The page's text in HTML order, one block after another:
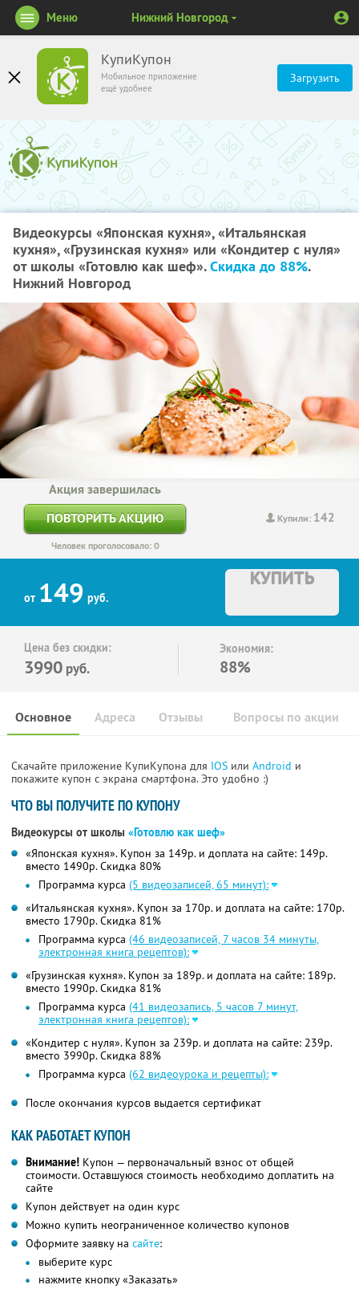
КупиКупон
Мобильное приложение
ещё удобнее
Загрузить
Меню Нижний Новгород
Видеокурсы «Японская кухня», «Итальянская
кухня», «Грузинская кухня» или «Кондитер с нуля»
от школы «Готовлю как шеф».Скидка до 88%.
Нижний Новгород
Купили: 142
Акция завершилась
ПОВТОРИТЬ АКЦИЮ
Человек проголосовало: 0
от 149 руб.
КУПИТЬ
Цена без скидки:
3990 руб.
Экономия:
88%
Основное Отзывы Вопросы по акции
Адреса
Скачайте приложение КупиКупона для IOS или Android и
покажите купон с экрана смартфона. Это удобно :)
ЧТО ВЫ ПОЛУЧИТЕ ПО КУПОНУ
Видеокурсы от школы «Готовлю как шеф»
«Японская кухня». Купон за 149р. и доплата на сайте: 149р.
вместо 1490р.Скидка 80%
Программа курса (5 видеозаписей, 65 минут):
«Итальянская кухня». Купон за 170р. и доплата на сайте: 170р.
вместо 1790р. Скидка 81%
Программа курса (46 видеозаписей, 7 часов 34 минуты,
электронная книга рецептов):
«Грузинская кухня». Купон за 189р. и доплата на сайте: 189р.
вместо 1990р. Скидка 81%
Программа курса (41 видеозапись, 5 часов 7 минут,
электронная книга рецептов):
«Кондитер с нуля». Купон за 239р. и доплата на сайте: 239р.
вместо 3990р.Скидка 88%
Программа курса (62 видеоурока и рецепты):
После окончания курсов выдается сертификат
КАК РАБОТАЕТ КУПОН
Внимание! Купон — первоначальный взнос от общей
стоимости. Оставшуюся стоимость необходимо доплатить на
сайте
Купон действует на один курс
Можно купить неограниченное количество купонов
Оформите заявку на сайте:
выберите курс
нажмите кнопку «Заказать»